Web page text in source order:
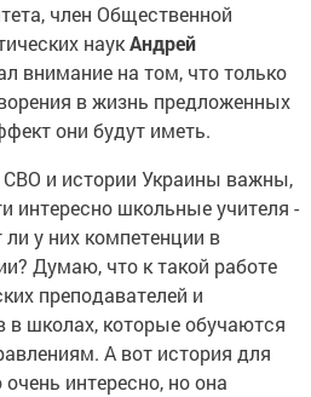
член Общественной
наукАндрей
внимание на том, что только
в жизнь предложенных
они будут иметь.
СВО и истории Украины важны,
интересно школьные учителя -
у них компетенции в
Думаю, что к такой работе
преподавателей и
в школах, которые обучаются
А вот история для
интересно, но она